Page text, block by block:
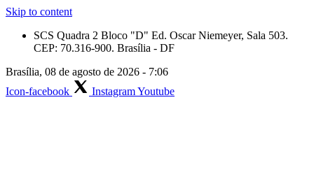
Skip to content
SCS Quadra 2 Bloco "D" Ed. Oscar Niemeyer, Sala 503.
CEP: 70.316-900. Brasília - DF
Brasília, 08 de agosto de 2026 - 7:06
Icon-facebook
InstagramYoutube